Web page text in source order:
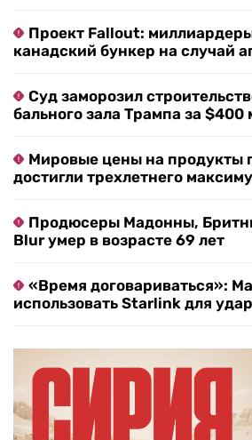
Проект Fallout:
канадский бункер на случай
Суд заморозил
бального зала Трампа за $400
Мировые цены на продукты
достигли трехлетнего
Продюсеры Мадонны,
Blur умер в возрасте 69 лет
«Время договариваться»:
использовать Starlink для